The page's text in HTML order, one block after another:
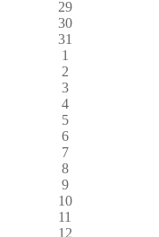
29
30
31
1
2
3
4
5
6
7
8
9
10
11
12